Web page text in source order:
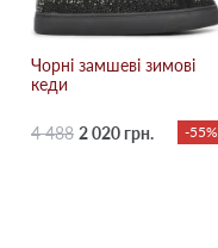
Чорні замшеві зимові
кеди
4 488 2 020 грн. -55%